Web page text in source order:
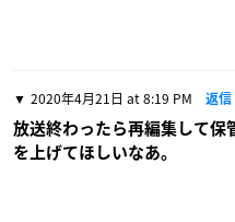
2020年4月21日 at 8:19 PM 返信
放送終わったら再編集して保
を上げてほしいなあ。